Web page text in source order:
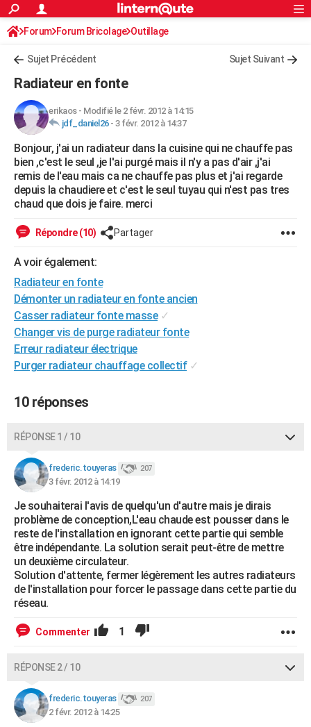
ACTUALITÉS
Politique
Société
Faits Divers
Education
Monde
Villes
+
FINANCE
Retraite
Impôts
Epargne
Immobilier
Risques naturels par ville
Banque
Assurance
Crédit
AUTO
Essais
Réserver un essai
Citadines
Berlines
SUV
Forum auto
+HIGH-TECH
Mobiles
Meilleur smartphone
Internet
Ordinateurs
Jeux vidéo
Guide high-tech
+BRICOLAGE
Forum
Aménagement intérieur
Extérieur
Cuisine
Salle de bains
Jardinage
Rangement
Guides de France
Escapades
Patrimoine
Expositions
Musées
Week-end nature
Art de vivre
Bien-être
Loisirs
Mode
Modes de vie
Alimentation
Guide de la santé
Maladies
Médicaments
Sommeil
VOYAGE
PHOTO
GUIDES D'ACHAT
CARTE DE VOEUX
Carte de Noël
Carte Bonne année
Carte Saint-Valentin
Carte Pâques
Carte d'anniversaire
DICTIONNAIRE
Dictionnaire
Biographies
Citations
Expressions
Proverbes
PROGRAMME TV
S'inscrire
Se connecter
Lycées
Collèges
Primaires
Universités
Entreprises
Service militaire
Avis de recherche
AVIS DE DÉCÈS
FORUM
Bricolage
Lifestyle
Culture
Sport
Auto
Television
Voyage
Cinema
S'inscrire
Connexion
Forum Forum Bricolage Outillage
Sujet Précédent Sujet Suivant
Radiateur en fonte
erikaos- Modifié le 2 févr. 2012 à 14:15
jdf_daniel26- 3 févr. 2012 à 14:37
Bonjour, j'ai un radiateur dans la cuisine qui ne chauffe pas
bien ,c'est le seul ,je l'ai purgé mais il n'y a pas d'air ,j'ai
remis de l'eau mais ca ne chauffe pas plus et j'ai regarde
depuis la chaudiere et c'est le seul tuyau qui n'est pas tres
chaud que dois je faire. merci
Répondre (10) Partager
A voir également:
Radiateur en fonte
Démonter un radiateur en fonte ancien
Casser radiateur fonte masse ✓
Changer vis de purge radiateur fonte
Erreur radiateur électrique
Purger radiateur chauffage collectif ✓
10 réponses
RÉPONSE 1 / 10
frederic.touyeras 207
3 févr. 2012 à 14:19
Je souhaiterai l'avis de quelqu'un d'autre mais je dirais
problème de conception,L'eau chaude est pousser dans le
reste de l'installation en ignorant cette partie qui semble
être indépendante. La solution serait peut-être de mettre
un deuxième circulateur.
Solution d'attente, fermer légèrement les autres radiateurs
de l'installation pour forcer le passage dans cette partie du
réseau.
Commenter 1
RÉPONSE 2 / 10
frederic.touyeras 207
2 févr. 2012 à 14:25